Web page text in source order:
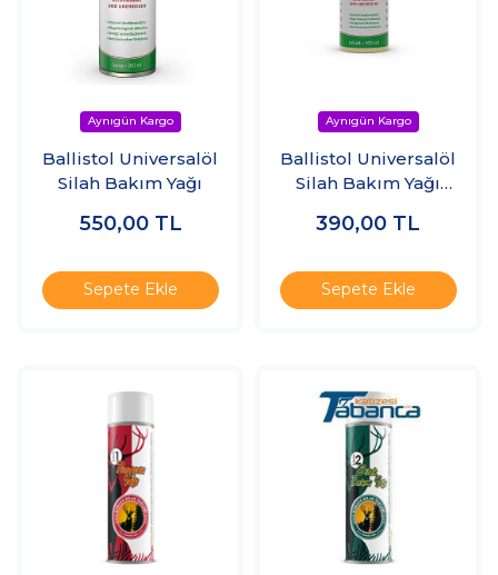
Ballistol Universalöl
Silah Bakım Yağı
550,00 TL
Sepete Ekle
Ballistol Universalöl
Silah Bakım Yağı
390,00 TL
Sepete Ekle